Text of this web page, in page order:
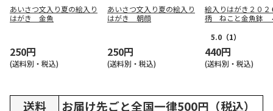
あいさつ文入り夏の絵入り
はがき 金魚
250円
(送料別・税込)
あいさつ文入り夏の絵入り
はがき 朝顔
250円
(送料別・税込)
絵入りはがき２０２
柄 ねこと金魚鉢
5.0 （1）
440円
(送料別・税込)
送料
お届け先ごと全国一律500円（税込）